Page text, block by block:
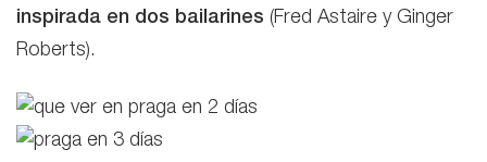
inspirada en dos bailarines (Fred Astaire y Ginger
Roberts).